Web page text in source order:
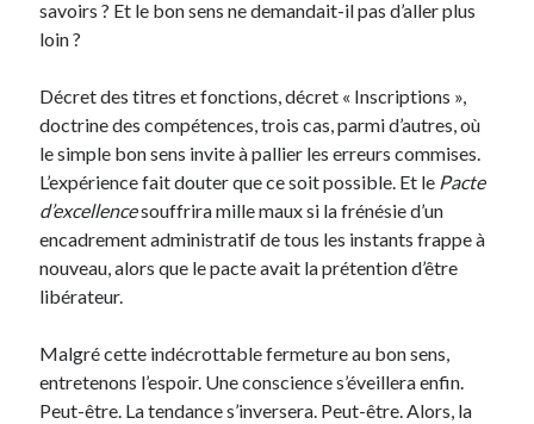
savoirs ? Et le bon sens ne demandait-il pas d’aller plus
loin ?
Décret des titres et fonctions, décret « Inscriptions »,
doctrine des compétences, trois cas, parmi d’autres, où
le simple bon sens invite à pallier les erreurs commises.
L’expérience fait douter que ce soit possible. Et le Pacte
d’excellencesouffrira mille maux si la frénésie d’un
encadrement administratif de tous les instants frappe à
nouveau, alors que le pacte avait la prétention d’être
libérateur.
Malgré cette indécrottable fermeture au bon sens,
entretenons l’espoir. Une conscience s’éveillera enfin.
Peut-être. La tendance s’inversera. Peut-être. Alors, la